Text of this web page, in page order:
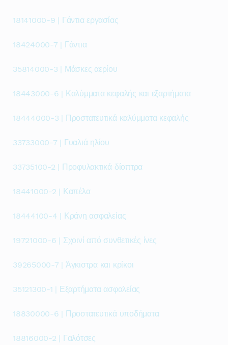
18141000-9 | Γάντια εργασίας
18424000-7 | Γάντια
35814000-3 | Μάσκες αερίου
18443000-6 | Καλύμματα κεφαλής και εξαρτήματα
18444000-3 | Προστατευτικά καλύμματα κεφαλής
33733000-7 | Γυαλιά ηλίου
33735100-2 | Προφυλακτικά δίοπτρα
18441000-2 | Καπέλα
18444100-4 | Κράνη ασφαλείας
19721000-6 | Σχοινί από συνθετικές ίνες
39265000-7 | Άγκιστρα και κρίκοι
35121300-1 | Εξαρτήματα ασφαλείας
18830000-6 | Προστατευτικά υποδήματα
18816000-2 | Γαλότσες